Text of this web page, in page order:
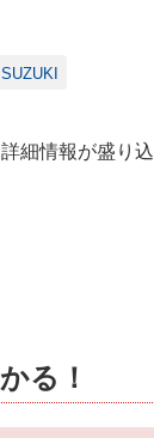
SUZUKI
細情報が盛り
る！